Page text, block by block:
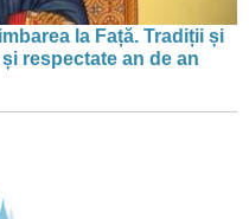
la Față. Tradiții și
respectate an de an